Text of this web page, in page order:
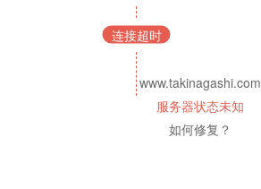
连接超时
www.takinagashi.com
服务器状态未知
如何修复？